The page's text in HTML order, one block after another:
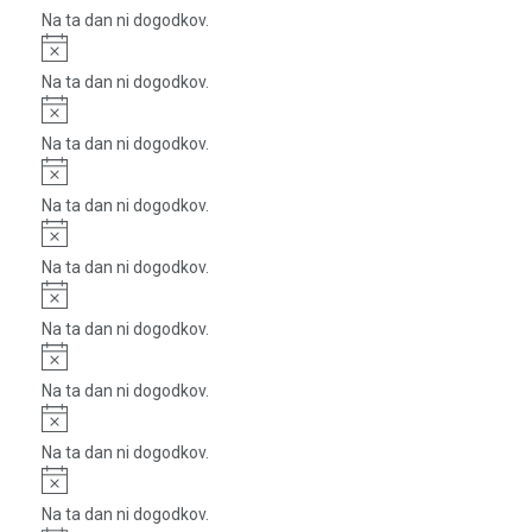
Na ta dan ni dogodkov.
Notice
Na ta dan ni dogodkov.
Notice
Na ta dan ni dogodkov.
Notice
Na ta dan ni dogodkov.
Notice
Na ta dan ni dogodkov.
Notice
Na ta dan ni dogodkov.
Notice
Na ta dan ni dogodkov.
Notice
Na ta dan ni dogodkov.
Notice
Na ta dan ni dogodkov.